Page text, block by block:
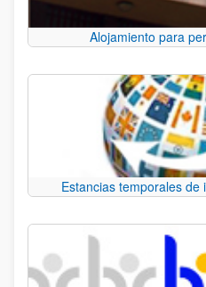
Alojamiento para
Estancias temporales